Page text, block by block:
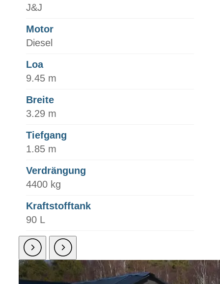
J&J
Motor
Diesel
Loa
9.45 m
Breite
3.29 m
Tiefgang
1.85 m
Verdrängung
4400 kg
Kraftstofftank
90 L